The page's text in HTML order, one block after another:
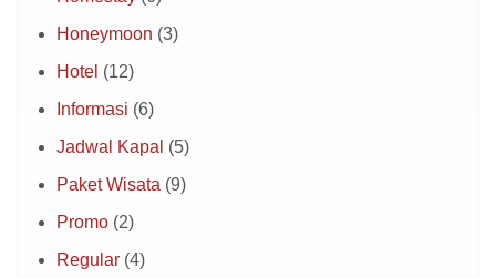
Honeymoon (3)
Hotel (12)
Informasi (6)
Jadwal Kapal (5)
Paket Wisata (9)
Promo (2)
Regular (4)